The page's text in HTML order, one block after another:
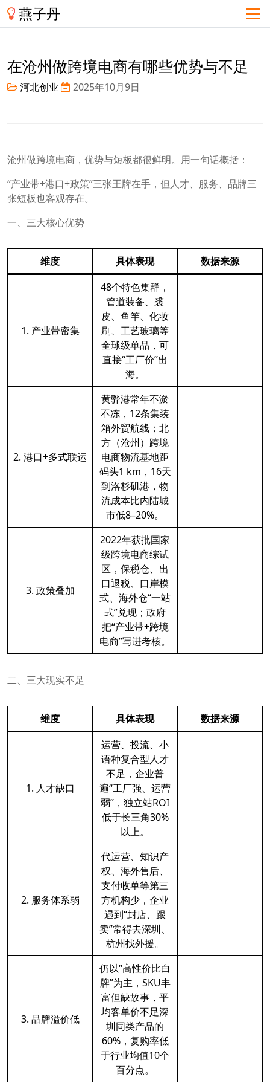
燕子丹
在沧州做跨境电商有哪些优势与不足
河北创业 2025年10月9日
沧州做跨境电商，优势与短板都很鲜明。用一句话概括：
“产业带+港口+政策”三张王牌在手，但人才、服务、品牌三
张短板也客观存在。
一、三大核心优势
维度 具体表现 数据来源
1. 产业带密集
48个特色集群，
管道装备、裘
皮、鱼竿、化妆
刷、工艺玻璃等
全球级单品，可
直接“工厂价”出
海。
2. 港口+多式联运
黄骅港常年不淤
不冻，12条集装
箱外贸航线；北
方（沧州）跨境
电商物流基地距
码头1 km，16天
到洛杉矶港，物
流成本比内陆城
市低8–20%。
3. 政策叠加
2022年获批国家
级跨境电商综试
区，保税仓、出
口退税、口岸模
式、海外仓“一站
式”兑现；政府
把“产业带+跨境
电商”写进考核。
二、三大现实不足
维度 具体表现 数据来源
1. 人才缺口
运营、投流、小
语种复合型人才
不足，企业普
遍“工厂强、运营
弱”，独立站ROI
低于长三角30%
以上。
2. 服务体系弱
代运营、知识产
权、海外售后、
支付收单等第三
方机构少，企业
遇到“封店、跟
卖”常得去深圳、
杭州找外援。
3. 品牌溢价低
仍以“高性价比白
牌”为主，SKU丰
富但缺故事，平
均客单价不足深
圳同类产品的
60%，复购率低
于行业均值10个
百分点。